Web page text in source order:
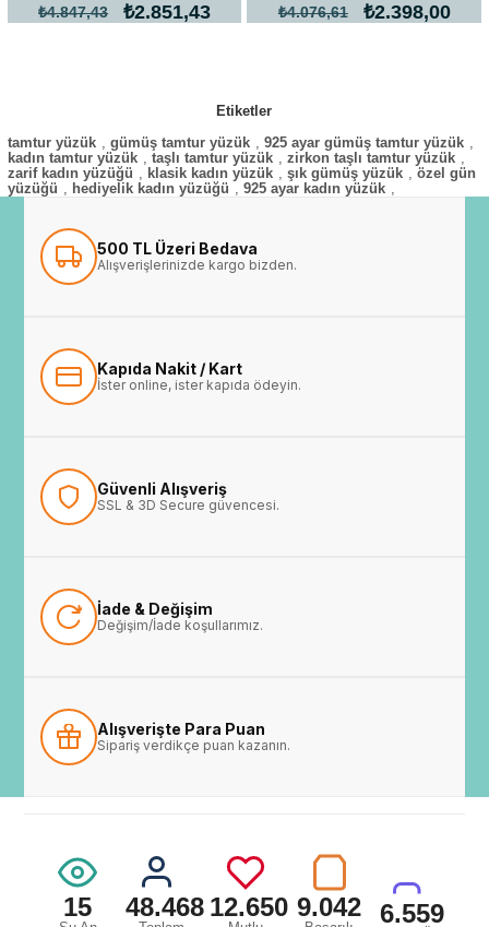
₺2.851,43
₺4.847,43 ₺2.398,00
₺4.076,61
Etiketler
tamtur yüzük , gümüş tamtur yüzük , 925 ayar gümüş tamtur yüzük ,
kadın tamtur yüzük , taşlı tamtur yüzük , zirkon taşlı tamtur yüzük ,
zarif kadın yüzüğü , klasik kadın yüzük , şık gümüş yüzük , özel gün
yüzüğü , hediyelik kadın yüzüğü , 925 ayar kadın yüzük ,
500 TL Üzeri Bedava
Alışverişlerinizde kargo bizden.
Kapıda Nakit / Kart
İster online, ister kapıda ödeyin.
Güvenli Alışveriş
SSL & 3D Secure güvencesi.
İade & Değişim
Değişim/İade koşullarımız.
Alışverişte Para Puan
Sipariş verdikçe puan kazanın.
15 48.468 12.650 9.042 6.559